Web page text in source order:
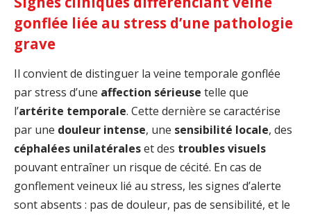
gonflée liée au stress d’une pathologie
grave
Il convient de distinguer la veine temporale gonflée
par stress d’une affection sérieuse telle que
l’artérite temporale. Cette dernière se caractérise
par une douleur intense, une sensibilité locale, des
céphalées unilatéraleset des troubles visuels
pouvant entraîner un risque de cécité. En cas de
gonflement veineux lié au stress, les signes d’alerte
sont absents : pas de douleur, pas de sensibilité, et le